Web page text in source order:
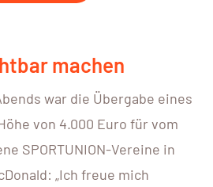
machen
war die Übergabe eines
von 4.000 Euro für vom
SPORTUNION-Vereine in
„Ich freue mich